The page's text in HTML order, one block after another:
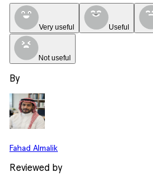
Very useful Useful
Not useful
By
Fahad Almalik
Reviewed by